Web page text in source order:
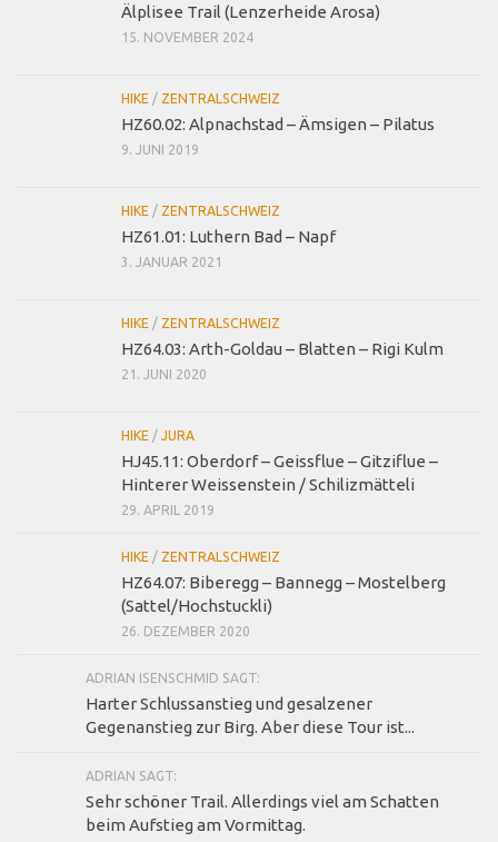
Älplisee Trail (Lenzerheide Arosa)
15. NOVEMBER 2024
HIKE / ZENTRALSCHWEIZ
HZ60.02: Alpnachstad – Ämsigen – Pilatus
9. JUNI 2019
HIKE / ZENTRALSCHWEIZ
HZ61.01: Luthern Bad – Napf
3. JANUAR 2021
HIKE / ZENTRALSCHWEIZ
HZ64.03: Arth-Goldau – Blatten – Rigi Kulm
21. JUNI 2020
HIKE / JURA
HJ45.11: Oberdorf – Geissflue – Gitziflue –
Hinterer Weissenstein / Schilizmätteli
29. APRIL 2019
HIKE / ZENTRALSCHWEIZ
HZ64.07: Biberegg – Bannegg – Mostelberg
(Sattel/Hochstuckli)
26. DEZEMBER 2020
ADRIAN ISENSCHMID SAGT:
Harter Schlussanstieg und gesalzener
Gegenanstieg zur Birg. Aber diese Tour ist...
ADRIAN SAGT:
Sehr schöner Trail. Allerdings viel am Schatten
beim Aufstieg am Vormittag.